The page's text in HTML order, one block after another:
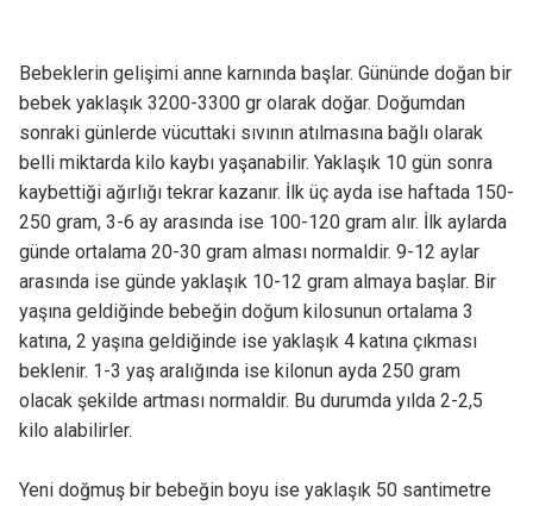
Bebeklerin gelişimi anne karnında başlar. Gününde doğan bir
bebek yaklaşık 3200-3300 gr olarak doğar. Doğumdan
sonraki günlerde vücuttaki sıvının atılmasına bağlı olarak
belli miktarda kilo kaybı yaşanabilir. Yaklaşık 10 gün sonra
kaybettiği ağırlığı tekrar kazanır. İlk üç ayda ise haftada 150-
250 gram, 3-6 ay arasında ise 100-120 gram alır. İlk aylarda
günde ortalama 20-30 gram alması normaldir. 9-12 aylar
arasında ise günde yaklaşık 10-12 gram almaya başlar. Bir
yaşına geldiğinde bebeğin doğum kilosunun ortalama 3
katına, 2 yaşına geldiğinde ise yaklaşık 4 katına çıkması
beklenir. 1-3 yaş aralığında ise kilonun ayda 250 gram
olacak şekilde artması normaldir. Bu durumda yılda 2-2,5
kilo alabilirler.
Yeni doğmuş bir bebeğin boyu ise yaklaşık 50 santimetre